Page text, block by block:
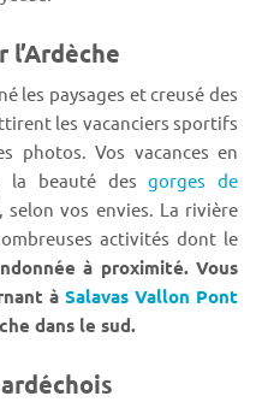
les paysages et creusé des
les vacanciers sportifs
photos. Vos vacances en
la beauté desgorges de
selon vos envies. La rivière
activités dont le
à proximité. Vous
à Salavas Vallon Pont
dans le sud.